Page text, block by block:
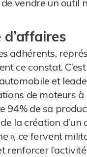
vendre un outil
d’affaires
adhérents,
ce constat.
et
de moteurs
94% de sa
de la création
», ce fervent
renforcer